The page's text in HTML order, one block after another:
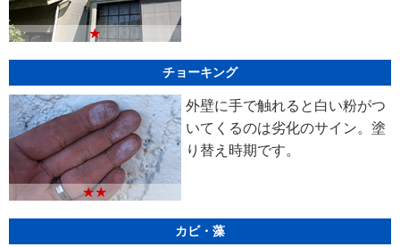
★
チョーキング
★★
外壁に手で触れると白い粉がつ
いてくるのは劣化のサイン。塗
り替え時期です。
カビ・藻